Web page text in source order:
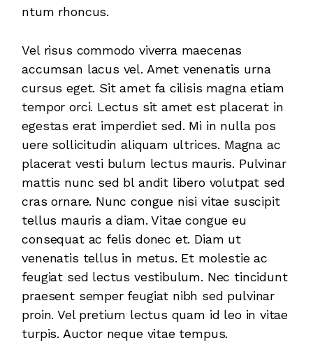
ntum rhoncus.
Vel risus commodo viverra maecenas
accumsan lacus vel. Amet venenatis urna
cursus eget. Sit amet fa cilisis magna etiam
tempor orci. Lectus sit amet est placerat in
egestas erat imperdiet sed. Mi in nulla pos
uere sollicitudin aliquam ultrices. Magna ac
placerat vesti bulum lectus mauris. Pulvinar
mattis nunc sed bl andit libero volutpat sed
cras ornare. Nunc congue nisi vitae suscipit
tellus mauris a diam. Vitae congue eu
consequat ac felis donec et. Diam ut
venenatis tellus in metus. Et molestie ac
feugiat sed lectus vestibulum. Nec tincidunt
praesent semper feugiat nibh sed pulvinar
proin. Vel pretium lectus quam id leo in vitae
turpis. Auctor neque vitae tempus.